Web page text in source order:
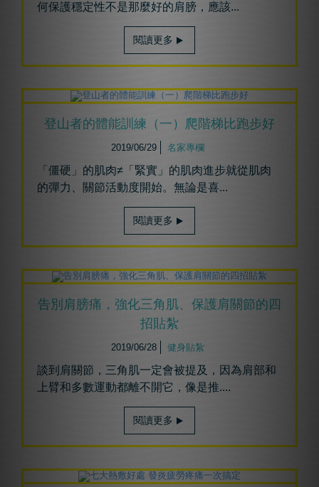
何保護穩定性不是那麼好的肩膀，應該...
閱讀更多
登山者的體能訓練（一）爬階梯比跑步好
2019/06/29 名家專欄
「僵硬」的肌肉≠「緊實」的肌肉進步就從肌肉
的彈力、關節活動度開始。無論是喜...
閱讀更多
告別肩膀痛，強化三角肌、保護肩關節的四
招貼紮
2019/06/28 健身貼紮
談到肩關節，三角肌一定會被提及，因為肩部和
上臂和多數運動都離不開它，像是推....
閱讀更多